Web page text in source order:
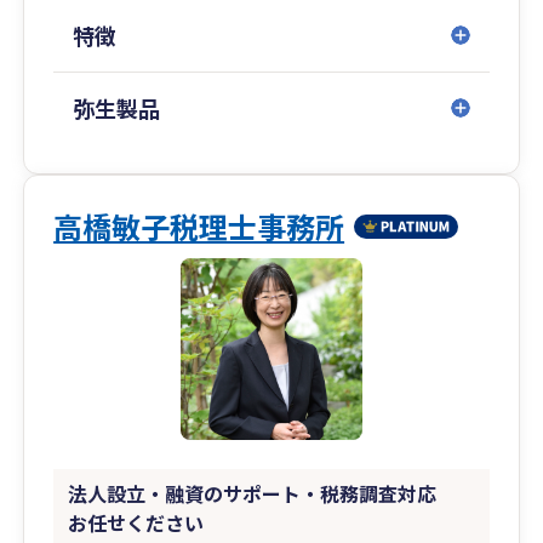
特徴
弥生製品
高橋敏子税理士事務所
法人設立・融資のサポート・税務調査対応
お任せください